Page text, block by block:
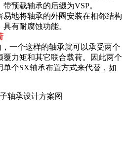
预载轴承的后缀为VSP。
地将轴承的外圈安装在相邻结构
有耐腐蚀功能。
个这样的轴承就可以承受两个
力矩和其它联合载荷。因此两个
个SX轴承布置方式来代替，如